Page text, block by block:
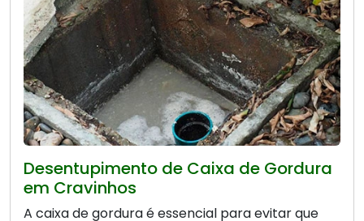
Desentupimento de Caixa de Gordura
em Cravinhos
A caixa de gordura é essencial para evitar que